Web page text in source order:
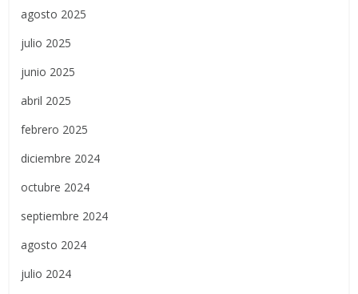
agosto 2025
julio 2025
junio 2025
abril 2025
febrero 2025
diciembre 2024
octubre 2024
septiembre 2024
agosto 2024
julio 2024